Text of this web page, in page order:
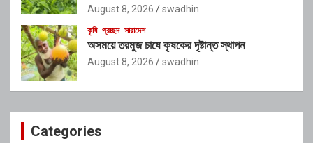
August 8, 2026 swadhin
কৃষি প্রচ্ছদ সারাদেশ
অসময়ে তরমুজ চাষে কৃষকের দৃষ্টান্ত স্থাপন
August 8, 2026 swadhin
Categories